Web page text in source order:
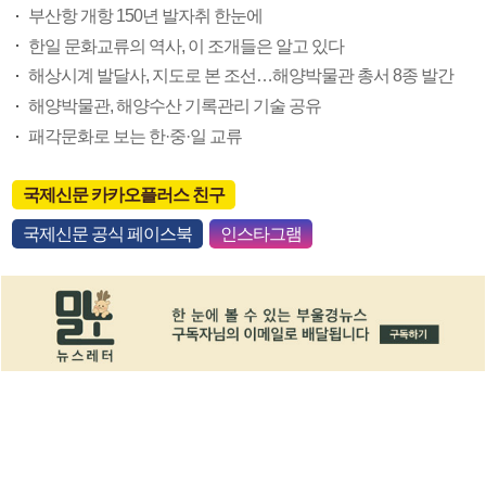
부산항 개항 150년 발자취 한눈에
한일 문화교류의 역사, 이 조개들은 알고 있다
해상시계 발달사, 지도로 본 조선…해양박물관 총서 8종 발간
해양박물관, 해양수산 기록관리 기술 공유
패각문화로 보는 한·중·일 교류
국제신문 카카오플러스 친구
국제신문 공식 페이스북 인스타그램